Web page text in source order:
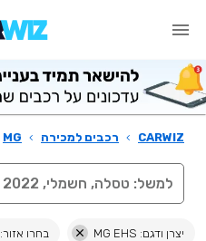
CARWIZ
› רכבים למכירה ›
MG
יצרן ודגם: MG EHS בחרו אזור: 30 ק"מ סביב רמת השרון